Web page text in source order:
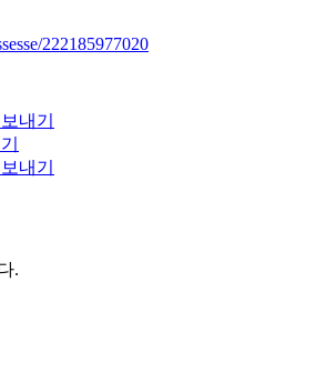
222185977020
.